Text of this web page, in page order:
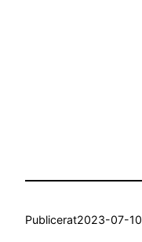
Publicerat2023-07-10